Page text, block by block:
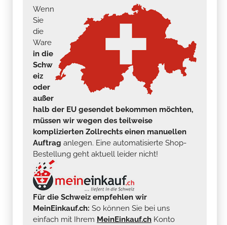
Wenn
Sie
die
Ware
in die
Schw
eiz
oder
außer
halb der EU gesendet bekommen möchten,
müssen wir wegen des teilweise
komplizierten Zollrechts einen manuellen
Auftrag anlegen. Eine automatisierte Shop-
Bestellung geht aktuell leider nicht!
Für die Schweiz empfehlen wir
MeinEinkauf.ch: So können Sie bei uns
einfach mit Ihrem MeinEinkauf.ch Konto